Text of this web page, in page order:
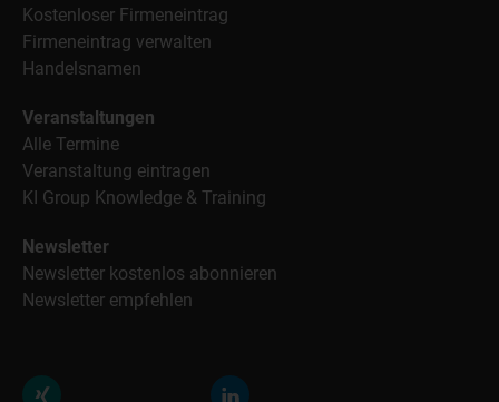
Kostenloser Firmeneintrag
Firmeneintrag verwalten
Handelsnamen
Veranstaltungen
Alle Termine
Veranstaltung eintragen
KI Group Knowledge & Training
Newsletter
Newsletter kostenlos abonnieren
Newsletter empfehlen